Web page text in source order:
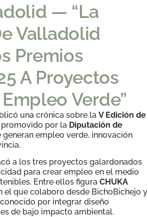
— “La
Valladolid
Premios
A Proyectos
Verde”
una crónica sobre la V Edición de
promovido por la Diputación de
empleo verde, innovación
a los tres proyectos galardonados
para crear empleo en el medio
Entre ellos figura CHUKA
que colaboro desde BichoBichejo y
por integrar diseño
de bajo impacto ambiental.